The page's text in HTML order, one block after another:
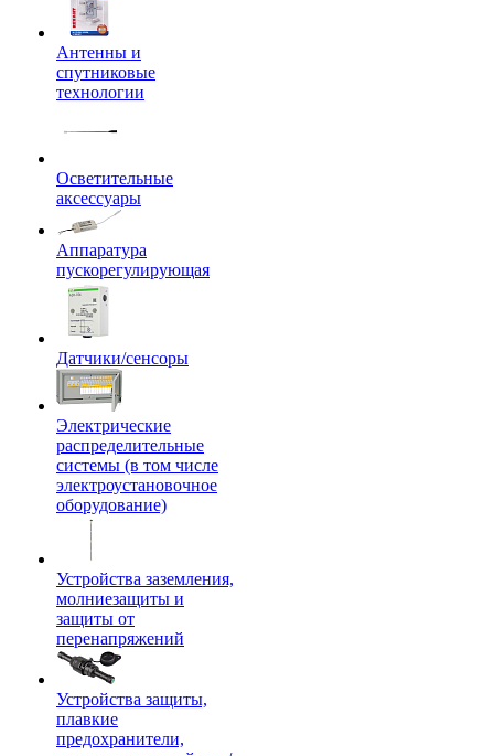
Антенны и
спутниковые
технологии
Осветительные
аксессуары
Аппаратура
пускорегулирующая
Датчики/сенсоры
Электрические
распределительные
системы (в том числе
электроустановочное
оборудование)
Устройства заземления,
молниезащиты и
защиты от
перенапряжений
Устройства защиты,
плавкие
предохранители,